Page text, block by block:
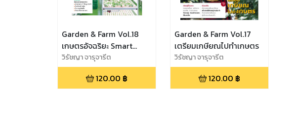
Garden & Farm Vol.18
เกษตรอัจฉริยะ Smart
Farming
วิรัชญา จารุจารีต
120.00 ฿
Garden & Farm Vol.17
เตรียมเกษียณไปทำเกษตร
วิรัชญา จารุจารีต
120.00 ฿